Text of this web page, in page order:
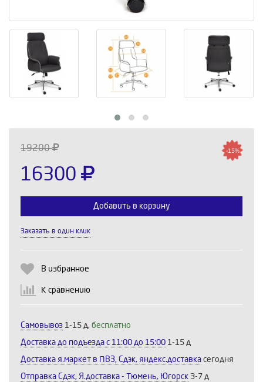
19200
16300
-15%
Выберите количество:
Продолжить
Добавить в корзину
Заказать в один клик
В избранное
К сравнению
Самовывоз 1-15 д, бесплатно
Доставка до подъезда c 11:00 до 15:00 1-15 д
Доставка я.маркет в ПВЗ, Сдэк, яндекс.доставка сегодня
Отправка Сдэк, Я.доставка - Тюмень, Югорск 3-7 д